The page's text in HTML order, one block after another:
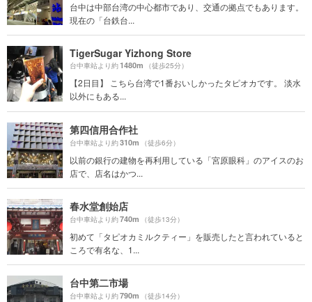
台中は中部台湾の中心都市であり、交通の拠点でもあります。
現在の「台鉄台...
TigerSugar Yizhong Store
台中車站より約1480m （徒歩25分）
【2日目】 こちら台湾で1番おいしかったタピオカです。 淡水
以外にもある...
第四信用合作社
台中車站より約310m （徒歩6分）
以前の銀行の建物を再利用している「宮原眼科」のアイスのお
店で、店名はかつ...
春水堂創始店
台中車站より約740m （徒歩13分）
初めて「タピオカミルクティー」を販売したと言われていると
ころで有名な、1...
台中第二市場
台中車站より約790m （徒歩14分）